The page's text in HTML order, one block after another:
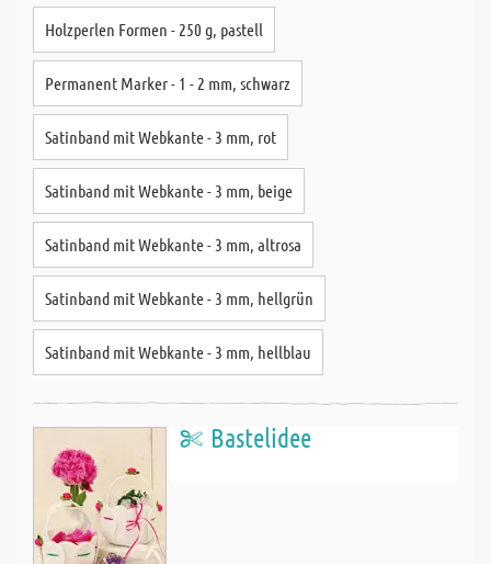
Holzperlen Formen - 250 g, pastell
Permanent Marker - 1 - 2 mm, schwarz
Satinband mit Webkante - 3 mm, rot
Satinband mit Webkante - 3 mm, beige
Satinband mit Webkante - 3 mm, altrosa
Satinband mit Webkante - 3 mm, hellgrün
Satinband mit Webkante - 3 mm, hellblau
Bastelidee